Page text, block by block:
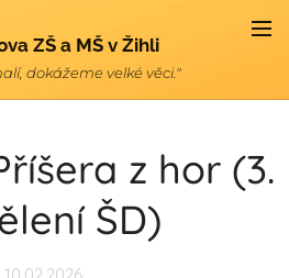
ZŠ a MŠ v Žihli
dokážeme velké věci."
z hor (3.
ŠD)